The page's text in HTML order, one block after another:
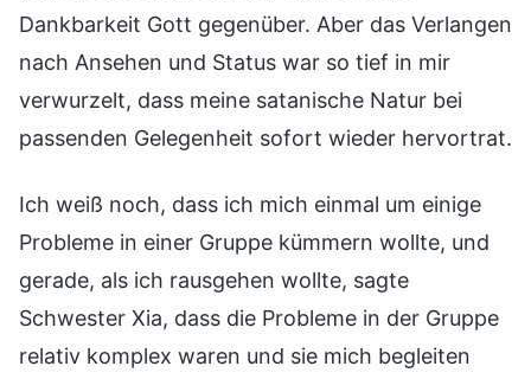
Dankbarkeit Gott gegenüber. Aber das Verlangen
nach Ansehen und Status war so tief in mir
verwurzelt, dass meine satanische Natur bei
passenden Gelegenheit sofort wieder hervortrat.
Ich weiß noch, dass ich mich einmal um einige
Probleme in einer Gruppe kümmern wollte, und
gerade, als ich rausgehen wollte, sagte
Schwester Xia, dass die Probleme in der Gruppe
relativ komplex waren und sie mich begleiten